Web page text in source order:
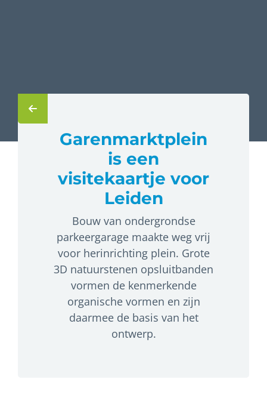
Garenmarktplein
is een
visitekaartje voor
Leiden
Bouw van ondergrondse
parkeergarage maakte weg vrij
voor herinrichting plein. Grote
3D natuurstenen opsluitbanden
vormen de kenmerkende
organische vormen en zijn
daarmee de basis van het
ontwerp.